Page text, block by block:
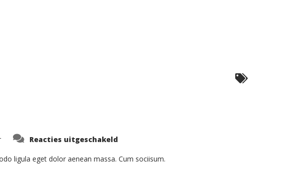
Reacties uitgeschakeld
Morbi
ligula eget dolor aenean massa. Cum sociisum.